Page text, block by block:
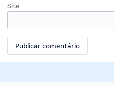
Site